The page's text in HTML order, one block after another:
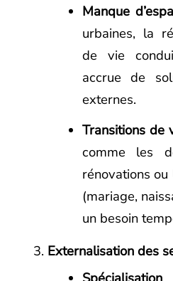
Manque
urbaines, la
de vie
accrue de
externes.
Transitions de
comme les
rénovations
(mariage,
un besoin
Externalisation des